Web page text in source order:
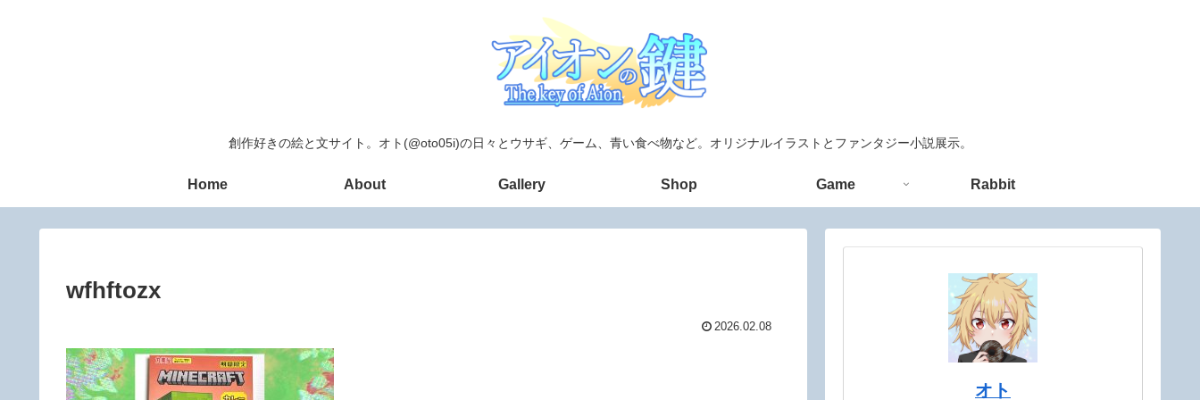
創作好きの絵と文サイト。オト(@oto05i)の日々とウサギ、ゲーム、青い食べ物など。オリジナルイラストとファンタジー小説展示。
Home About Gallery Shop Game Rabbit
wfhftozx
2026.02.08
オト